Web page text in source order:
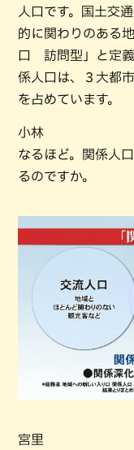
人口です。国土交
的に関わりのある
口 訪問型」と定義
係人口は、３大都
を占めています。
小林
なるほど。関係人
るのですか。
宮里